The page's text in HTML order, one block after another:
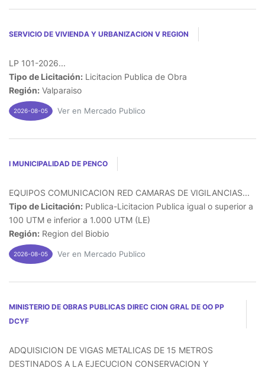
SERVICIO DE VIVIENDA Y URBANIZACION V REGION
LP 101-2026...
Tipo de Licitación: Licitacion Publica de Obra
Región: Valparaiso
2026-08-05 Ver en Mercado Publico
I MUNICIPALIDAD DE PENCO
EQUIPOS COMUNICACION RED CAMARAS DE VIGILANCIAS...
Tipo de Licitación: Publica-Licitacion Publica igual o superior a
100 UTM e inferior a 1.000 UTM (LE)
Región: Region del Biobio
2026-08-05 Ver en Mercado Publico
MINISTERIO DE OBRAS PUBLICAS DIREC CION GRAL DE OO PP
DCYF
ADQUISICION DE VIGAS METALICAS DE 15 METROS
DESTINADOS A LA EJECUCION CONSERVACION Y